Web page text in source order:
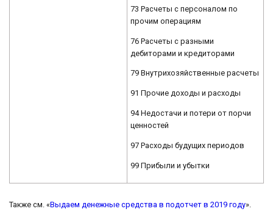
73 Расчеты с персоналом по
прочим операциям
76 Расчеты с разными
дебиторами и кредиторами
79 Внутрихозяйственные расчеты
91 Прочие доходы и расходы
94 Недостачи и потери от порчи
ценностей
97 Расходы будущих периодов
99 Прибыли и убытки
Также см. «Выдаем денежные средства в подотчет в 2019 году».